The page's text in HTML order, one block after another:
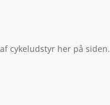
cykeludstyr her på siden.